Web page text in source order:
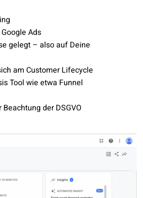
Ads
gelegt – also auf Deine
am Customer Lifecycle
Tool wie etwa Funnel
der DSGVO